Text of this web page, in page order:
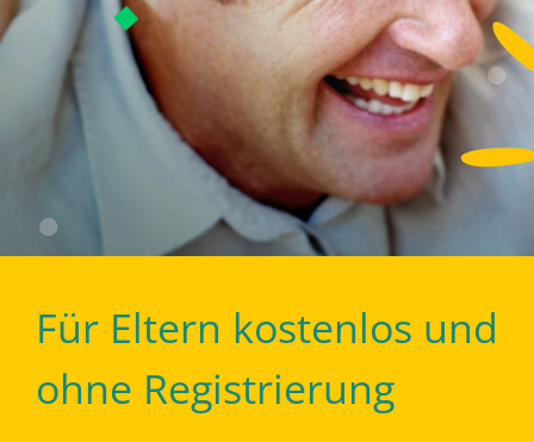
Für Eltern kostenlos und
ohne Registrierung